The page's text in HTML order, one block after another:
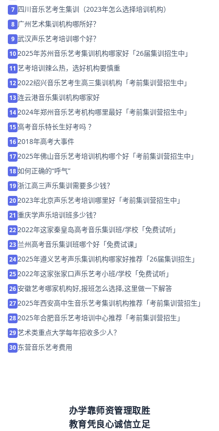
7 四川音乐艺考生集训（2023年怎么选择培训机构）
8 广州艺术集训机构哪所好？
9 武汉声乐艺考培训哪个好？
102025年苏州音乐艺考集训机构哪家好「26届集训招生中」
11 艺考培训辣么热，选好机构要慎重
122022绍兴音乐艺考生高三集训机构「考前集训营招生中」
13连云港音乐集训机构哪家好
142024年郑州音乐艺考机构哪里最好「考前集训营招生中」
15高考音乐特长生好考吗 ？
162018年高考大事件
172025年佛山音乐艺考培训机构哪个好「考前集训营招生中」
18如何正确的“呼气”
19浙江高三声乐集训需要多少钱？
202023年北京声乐艺考培训哪里好「考前集训营招生中」
21 重庆学声乐培训班多少钱？
222022年这家秦皇岛高考音乐集训班/学校「免费试听」
23 兰州高考音乐集训班哪个好「免费试课」
242025年遵义艺考声乐集训机构哪家好推荐「26届集训招生」
252022年这家张家口声乐艺考小班/学校「免费试听」
26 安徽艺考哪家机构好,报班怎么选择,这里做一下解答
272025年西安高中生音乐艺考集训机构推荐「考前集训营招生」
282025年合肥音乐艺考培训中心推荐「考前集训营招生」
29艺术类重点大学每年招收多少人？
30 东营音乐艺考费用
办学靠师资管理取胜
教育凭良心诚信立足